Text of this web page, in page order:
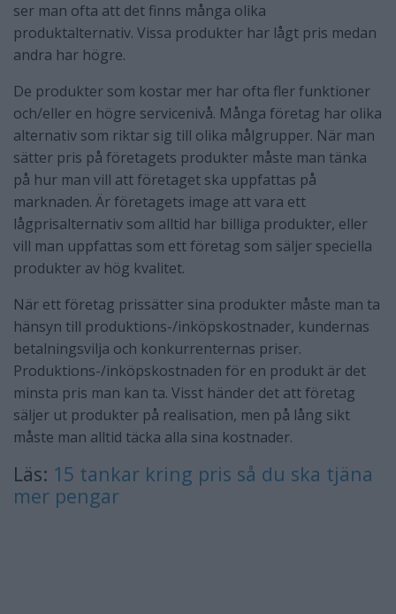
ser man ofta att det finns många olika
produktalternativ. Vissa produkter har lågt pris medan
andra har högre.
De produkter som kostar mer har ofta fler funktioner
och/eller en högre servicenivå. Många företag har olika
alternativ som riktar sig till olika målgrupper. När man
sätter pris på företagets produkter måste man tänka
på hur man vill att företaget ska uppfattas på
marknaden. Är företagets image att vara ett
lågprisalternativ som alltid har billiga produkter, eller
vill man uppfattas som ett företag som säljer speciella
produkter av hög kvalitet.
När ett företag prissätter sina produkter måste man ta
hänsyn till produktions-/inköpskostnader, kundernas
betalningsvilja och konkurrenternas priser.
Produktions-/inköpskostnaden för en produkt är det
minsta pris man kan ta. Visst händer det att företag
säljer ut produkter på realisation, men på lång sikt
måste man alltid täcka alla sina kostnader.
Läs: 15 tankar kring pris så du ska tjäna
mer pengar